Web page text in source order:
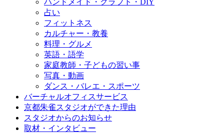
占い
フィットネス
カルチャー・教養
料理・グルメ
英語・語学
家庭教師・子どもの習い事
写真・動画
ダンス・バレエ・スポーツ
バーチャルオフィスサービス
京都朱雀スタジオができた理由
スタジオからのお知らせ
取材・インタビュー